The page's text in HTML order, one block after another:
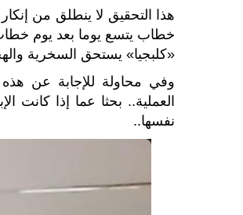
هذا التحقيق لا ينطلق من
خطاب يتسع يوما بعد يوم
«كلبجيا» يستحق السخرية
وفي محاولة للإجابة عن هذه
العملية.. بحثا عما إذا كانت
نفسها..